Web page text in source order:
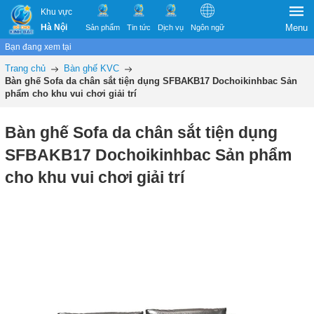
Khu vực
Hà Nội
Sản phẩm Tin tức Dịch vụ Ngôn ngữ Menu
Bạn đang xem tại
Trang chủ
Bàn ghế KVC
Bàn ghế Sofa da chân sắt tiện dụng SFBAKB17 Dochoikinhbac Sản
phẩm cho khu vui chơi giải trí
Bàn ghế Sofa da chân sắt tiện dụng
SFBAKB17 Dochoikinhbac Sản phẩm
cho khu vui chơi giải trí